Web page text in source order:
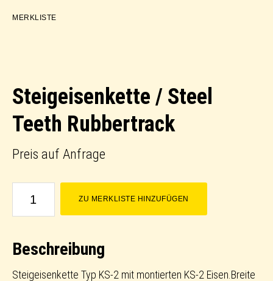
MERKLISTE
Steigeisenkette / Steel
Teeth Rubbertrack
Preis auf Anfrage
Steigeisenkette
Teeth
Rubbertrack
ZU MERKLISTE HINZUFÜGEN
Beschreibung
Steigeisenkette Typ KS-2 mit montierten KS-2 Eisen.Breite